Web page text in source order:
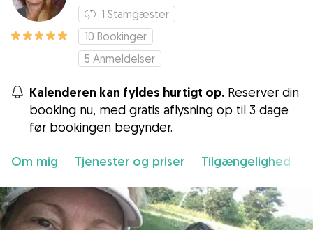
1 Stamgæster
10 Bookinger
5 Anmeldelser
Kalenderen kan fyldes hurtigt op. Reserver din
booking nu, med gratis aflysning op til 3 dage
før bookingen begynder.
Om mig Tjenester og priser Tilgængelighed